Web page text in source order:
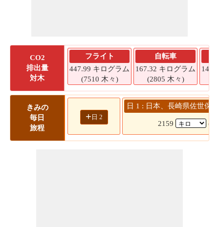
CO2
排出量
対木
フライト
447.99 キログラム
(7510 木々)
自転車
167.32 キログラム
(2805 木々)
きみの
毎日
旅程
+ 日 2
日 1 : 日本、長崎県佐世保
2159